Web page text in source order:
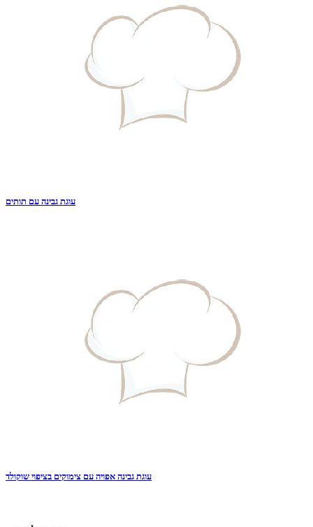
עוגת גבינה עם תותים
עוגת גבינה אפויה עם צימוקים בציפוי שוקולד